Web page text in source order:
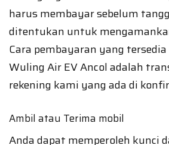
harus membayar sebelum
ditentukan untuk
Cara pembayaran yang
Wuling Air EV Ancol adalah
rekening kami yang ada di
Ambil atau Terima mobil
Anda dapat memperoleh kunci